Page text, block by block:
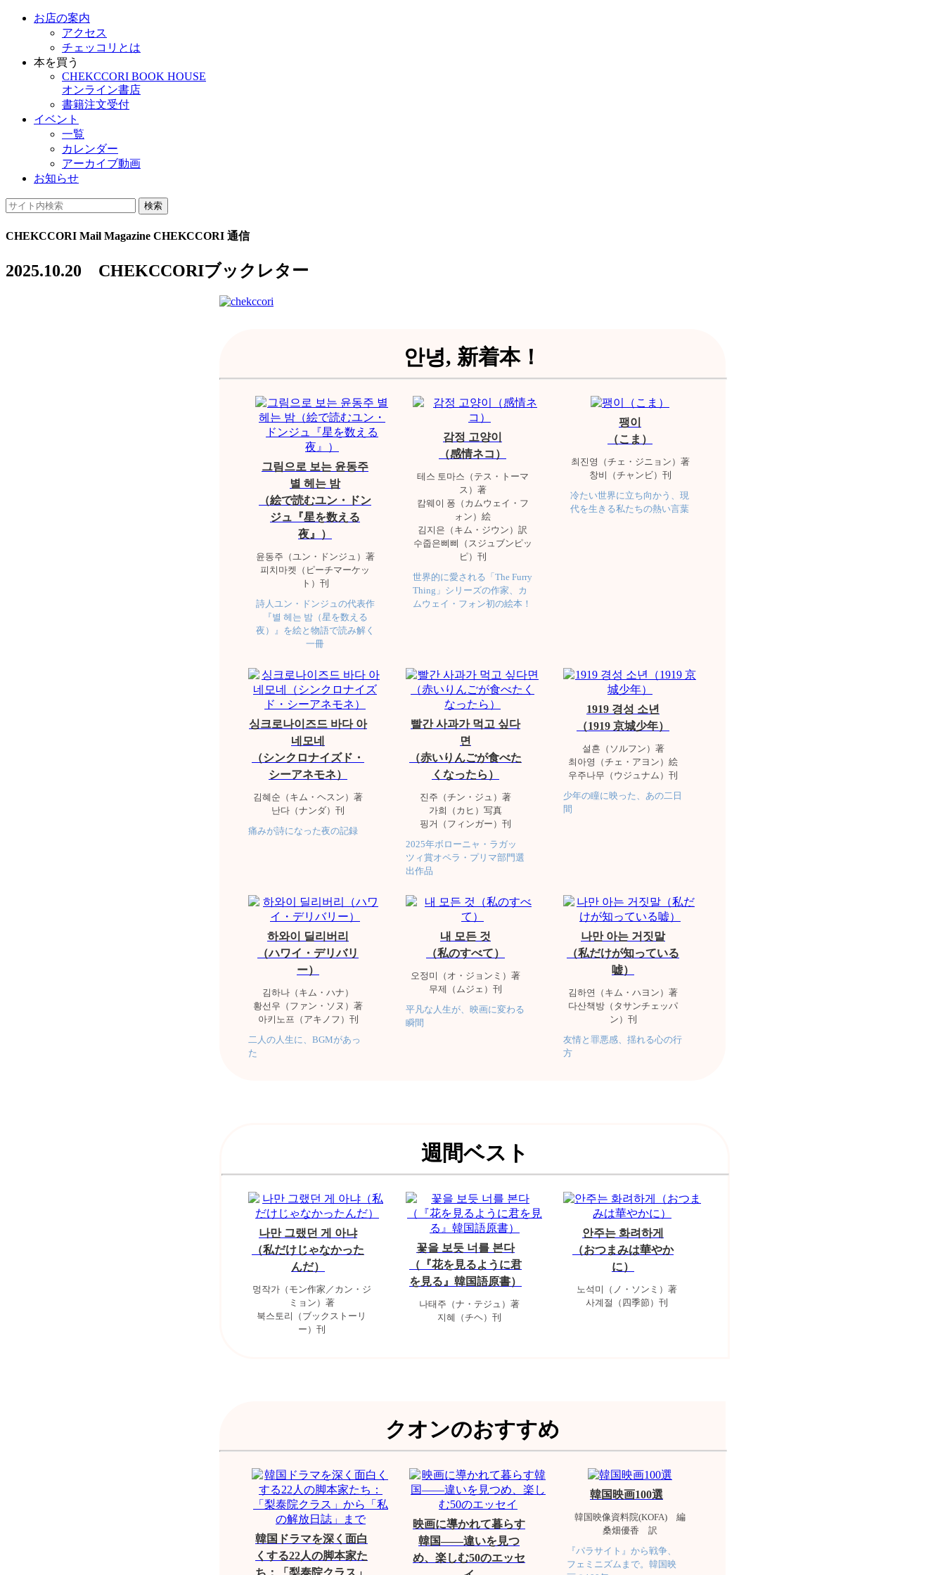
お店の案内
アクセス
チェッコリとは
本を買う
CHEKCCORI BOOK HOUSE
オンライン書店
書籍注文受付
イベント
一覧
カレンダー
アーカイブ動画
お知らせ
検索
CHEKCCORI Mail Magazine CHEKCCORI 通信
2025.10.20 CHEKCCORIブックレター
안녕, 新着本！
그림으로 보는 윤동주
별 헤는 밤
（絵で読むユン・ドン
ジュ『星を数える
夜』）
윤동주（ユン・ドンジュ）著
피치마켓（ピーチマーケッ
ト）刊
詩人ユン・ドンジュの代表作
『별 헤는 밤（星を数える
夜）』を絵と物語で読み解く
一冊
감정 고양이
（感情ネコ）
테스 토마스（テス・トーマ
ス）著
캄웨이 퐁（カムウェイ・フ
ォン）絵
김지은（キム・ジウン）訳
수줍은삐삐（スジュブンピッ
ピ）刊
世界的に愛される「The Furry
Thing」シリーズの作家、カ
ムウェイ・フォン初の絵本！
팽이
（こま）
최진영（チェ・ジニョン）著
창비（チャンビ）刊
冷たい世界に立ち向かう、現
代を生きる私たちの熱い言葉
싱크로나이즈드 바다 아
네모네
（シンクロナイズド・
シーアネモネ）
김혜순（キム・ヘスン）著
난다（ナンダ）刊
痛みが詩になった夜の記録
빨간 사과가 먹고 싶다
면
（赤いりんごが食べた
くなったら）
진주（チン・ジュ）著
가희（カヒ）写真
핑거（フィンガー）刊
2025年ボローニャ・ラガッ
ツィ賞オペラ・プリマ部門選
出作品
1919 경성 소년
（1919 京城少年）
설흔（ソルフン）著
최아영（チェ・アヨン）絵
우주나무（ウジュナム）刊
少年の瞳に映った、あの二日
間
하와이 딜리버리
（ハワイ・デリバリ
ー）
김하나（キム・ハナ）
황선우（ファン・ソヌ）著
아키노프（アキノフ）刊
二人の人生に、BGMがあっ
た
내 모든 것
（私のすべて）
오정미（オ・ジョンミ）著
무제（ムジェ）刊
平凡な人生が、映画に変わる
瞬間
나만 아는 거짓말
（私だけが知っている
嘘）
김하연（キム・ハヨン）著
다산책방（タサンチェッパ
ン）刊
友情と罪悪感、揺れる心の行
方
週間ベスト
나만 그랬던 게 아냐
（私だけじゃなかった
んだ）
멍작가（モン作家／カン・ジ
ミョン）著
북스토리（ブックストーリ
ー）刊
꽃을 보듯 너를 본다
（『花を見るように君
を見る』韓国語原書）
나태주（ナ・テジュ）著
지혜（チヘ）刊
안주는 화려하게
（おつまみは華やか
に）
노석미（ノ・ソンミ）著
사계절（四季節）刊
クオンのおすすめ
韓国ドラマを深く面白
くする22人の脚本家た
ち：「梨泰院クラス」
映画に導かれて暮らす
韓国——違いを見つ
め、楽しむ50のエッセ
韓国映画100選
韓国映像資料院(KOFA) 編
桑畑優香 訳
『パラサイト』から戦争、
フェミニズムまで。韓国映